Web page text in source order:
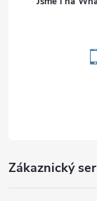
Zákaznický